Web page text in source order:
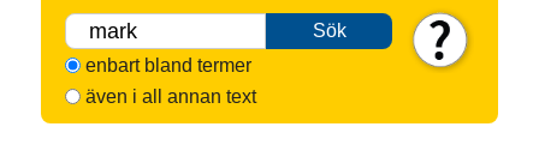
Sök
enbart bland termer
även i all annan text